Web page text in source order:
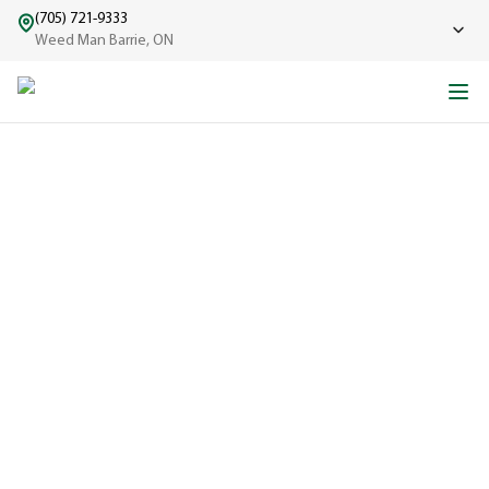
(705) 721-9333
Weed Man Barrie, ON